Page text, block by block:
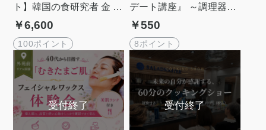
ト】韓国の食研究者 金 孝
錫（キム ヒョウソク）先
生 特別講演会 in 東京渋谷
「食を変えれば、未来は
変わる」
￥6,600
100ポイント
デート講座』 ～調理器具
を開発した私が、最後に
たどり着いた答え～
￥550
8ポイント